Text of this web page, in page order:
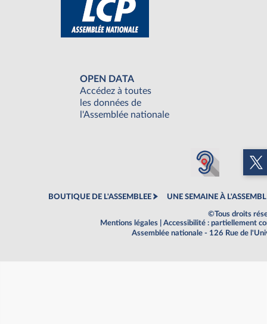
OPEN DATA
Accédez à toutes
les données de
l'Assemblée nationale
BOUTIQUE DE L'ASSEMBLEE UNE SEMAINE À
©Tous droits
Mentions légales
Accessibilité : partiellement
Assemblée nationale - 126 Rue de